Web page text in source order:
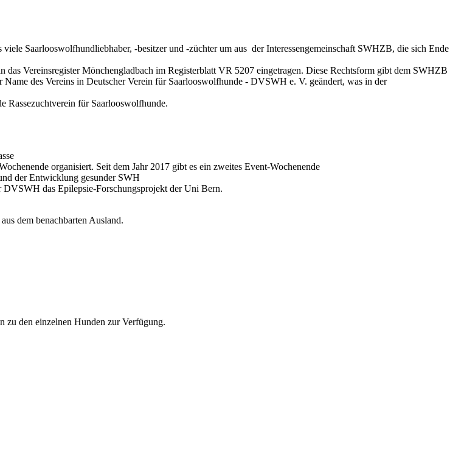
Saarlooswolfhundliebhaber, -besitzer und -züchter um aus der Interessengemeinschaft SWHZB, die sich Ende
Vereinsregister Mönchengladbach im Registerblatt VR 5207 eingetragen. Diese Rechtsform gibt dem SWHZB
des Vereins in Deutscher Verein für Saarlooswolfhunde - DVSWH e. V. geändert, was in der
für Saarlooswolfhunde.
organisiert. Seit dem Jahr 2017 gibt es ein zweites Event-Wochenende
der Entwicklung gesunder SWH
das Epilepsie-Forschungsprojekt der Uni Bern.
dem benachbarten Ausland.
zu den einzelnen Hunden zur Verfügung.